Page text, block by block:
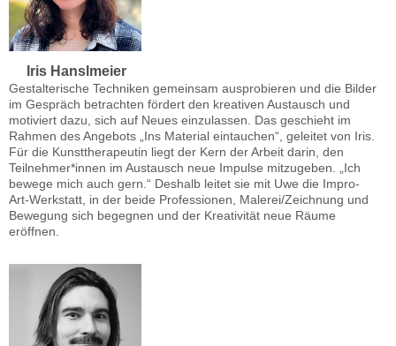
Iris Hanslmeier
Gestalterische Techniken gemeinsam ausprobieren und die Bilder
im Gespräch betrachten fördert den kreativen Austausch und
motiviert dazu, sich auf Neues einzulassen. Das geschieht im
Rahmen des Angebots „Ins Material eintauchen“, geleitet von Iris.
Für die Kunsttherapeutin liegt der Kern der Arbeit darin, den
Teilnehmer*innen im Austausch neue Impulse mitzugeben. „Ich
bewege mich auch gern.“ Deshalb leitet sie mit Uwe die Impro-
Art-Werkstatt, in der beide Professionen, Malerei/Zeichnung und
Bewegung sich begegnen und der Kreativität neue Räume
eröffnen.